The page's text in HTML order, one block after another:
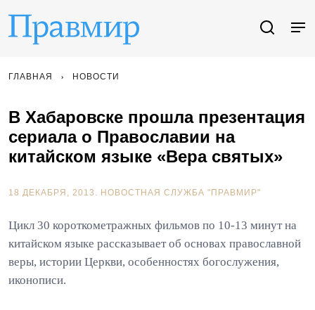
ГЛАВНАЯ НОВОСТИ
В Хабаровске прошла презентация
сериала о Православии на
китайском языке «Вера святых»
18 ДЕКАБРЯ, 2013. НОВОСТНАЯ СЛУЖБА "ПРАВМИР"
Цикл 30 короткометражных фильмов по 10-13 минут на
китайском языке рассказывает об основах православной
веры, истории Церкви, особенностях богослужения,
иконописи.